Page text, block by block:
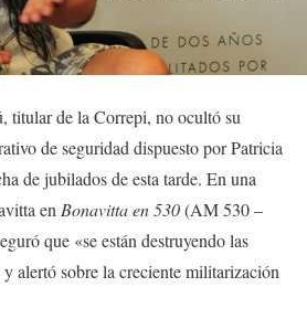
titular de la Correpi, no ocultó su
de seguridad dispuesto por Patricia
de jubilados de esta tarde. En una
en Bonavitta en 530(AM 530 –
que «se están destruyendo las
alertó sobre la creciente militarización